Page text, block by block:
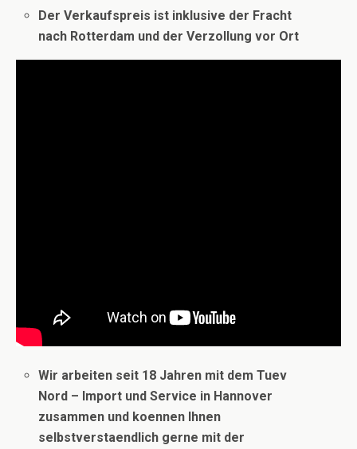
Der Verkaufspreis ist inklusive der Fracht
nach Rotterdam und der Verzollung vor Ort
Wir arbeiten seit 18 Jahren mit dem Tuev
Nord – Import und Service in Hannover
zusammen und koennen Ihnen
selbstverstaendlich gerne mit der